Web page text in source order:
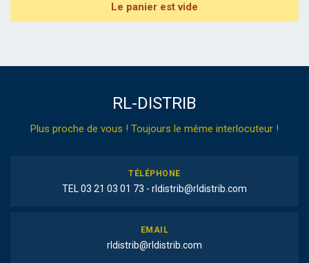
Le panier est vide
RL-DISTRIB
Plus proche de vous ! Toujours le même interlocuteur !
TÉLÉPHONE
TEL 03 21 03 01 73 - rldistrib@rldistrib.com
EMAIL
rldistrib@rldistrib.com